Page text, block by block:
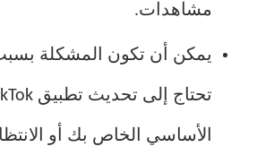
مشاهدات.
الأساسي الخاص بك أو